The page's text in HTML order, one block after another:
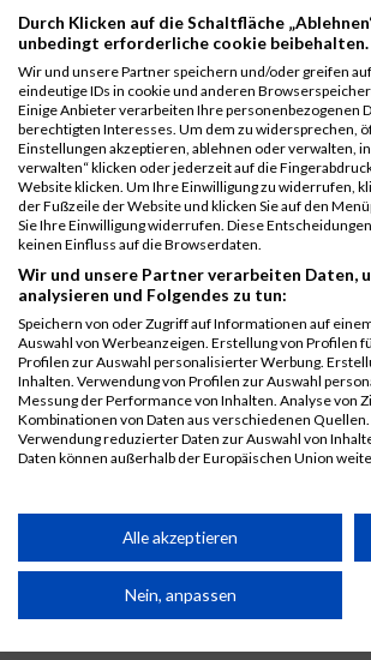
B2Run
Kaiserslautern
Einzelwertung
weiblich
1527 Christa Herrmann
B2Run
Kaiserslautern
Teamwertung
mixed
1527 Christa Herrmann
B2Run
Kaiserslautern
Teamwertung
1527 Christa Herrmann
Legende:
GPos = Geschlechter Position, KPos =
Team Position, DNS = Did not start, DNF = Did
Disqualifiziert
Durch Klicken auf die Schaltfläche
unbedingt erforderliche cookie beibehalten.
Wir und unsere Partner speichern und/oder greifen
eindeutige IDs in cookie und anderen
Einige Anbieter verarbeiten Ihre personenbezogenen
berechtigten Interesses. Um dem zu widersprechen,
Einstellungen akzeptieren, ablehnen oder verwalten,
verwalten“ klicken oder jederzeit auf die
Website klicken. Um Ihre Einwilligung zu widerrufen,
der Fußzeile der Website und klicken Sie auf den
Sie Ihre Einwilligung widerrufen. Diese
keinen Einfluss auf die Browserdaten.
Wir und unsere Partner verarbeiten Daten,
analysieren und Folgendes zu tun:
Speichern von oder Zugriff auf Informationen auf
Auswahl von Werbeanzeigen. Erstellung von Profilen
Profilen zur Auswahl personalisierter Werbung.
Inhalten. Verwendung von Profilen zur Auswahl
Messung der Performance von Inhalten. Analyse von
Kombinationen von Daten aus verschiedenen
Verwendung reduzierter Daten zur Auswahl von
Daten können außerhalb der Europäischen Union
Partnerliste anzeigen (1 IAB-Anbieter)
Wir nutzen Ihre Daten für folgende Zwecke:
IAB-Verarbeitungszwecke:
Alle akzeptieren
Nein, anpassen